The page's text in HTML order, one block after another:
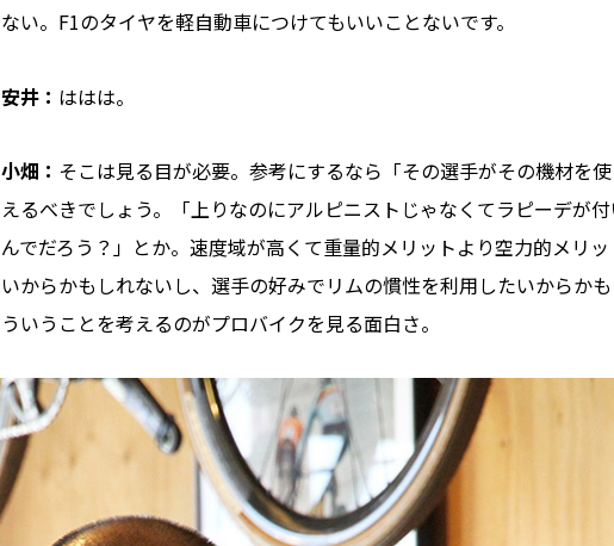
ない。F1のタイヤを軽自動車につけてもいいことないです。
安井： ははは。
小畑： そこは見る目が必要。参考にするなら「その選手がその機材を
えるべきでしょう。「上りなのにアルピニストじゃなくてラピーデが
んでだろう？」とか。速度域が高くて重量的メリットより空力的メリ
いからかもしれないし、選手の好みでリムの慣性を利用したいからか
ういうことを考えるのがプロバイクを見る面白さ。